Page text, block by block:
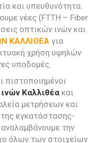
και υπευθυνότητα.
νέες (FTTH – Fiber
οπτικών ινών και
ΚΑΛΛΙΘΕΑ για
χρήση υψηλών
υποδομές.
πιστοποιημένοι
Καλλιθέα και
μετρήσεων και
εγκατάστασης-
την
όλων των στοιχείων